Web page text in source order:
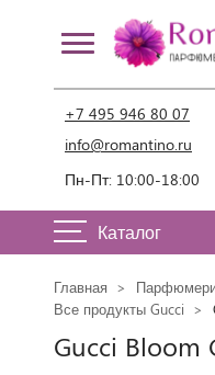
+7 495 946 80 07
info@romantino.ru
Пн-Пт: 10:00-18:00
Каталог
Главная
Все продукты Gucci
Gucci Bloom